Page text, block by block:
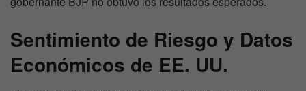
Sentimiento de Riesgo y Datos
Económicos de EE. UU.